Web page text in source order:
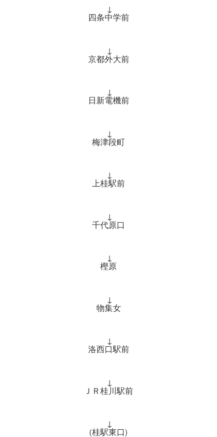
↓
四条中学前
↓
京都外大前
↓
日新電機前
↓
梅津段町
↓
上桂駅前
↓
千代原口
↓
樫原
↓
物集女
↓
洛西口駅前
↓
ＪＲ桂川駅前
↓
(桂駅東口)